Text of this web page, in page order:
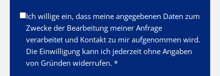
Ich willige ein, dass meine angegebenen Daten zum
Zwecke der Bearbeitung meiner Anfrage
verarbeitet und Kontakt zu mir aufgenommen wird.
Die Einwilligung kann ich jederzeit ohne Angaben
von Gründen widerrufen. *